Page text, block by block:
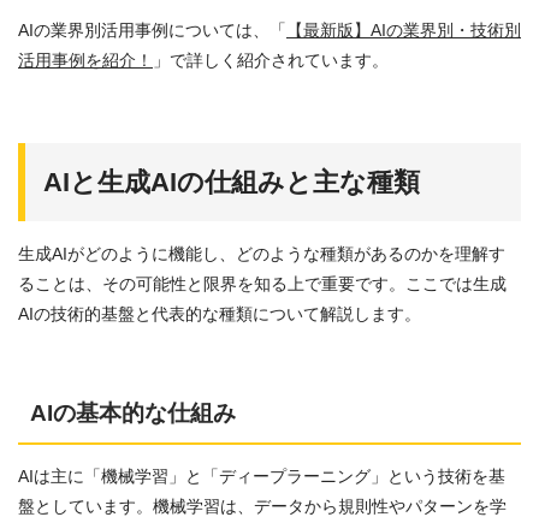
AIの業界別活用事例については、「 【最新版】AIの業界別・技術別
活用事例を紹介！
」で詳しく紹介されています。
AIと生成AIの仕組みと主な種類
生成AIがどのように機能し、どのような種類があるのかを理解す
ることは、その可能性と限界を知る上で重要です。ここでは生成
AIの技術的基盤と代表的な種類について解説します。
AIの基本的な仕組み
AIは主に「機械学習」と「ディープラーニング」という技術を基
盤としています。機械学習は、データから規則性やパターンを学